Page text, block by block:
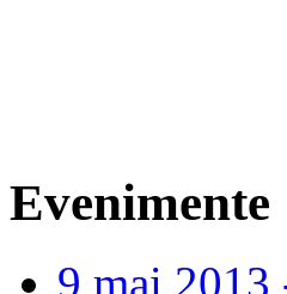
Evenimente
9 mai